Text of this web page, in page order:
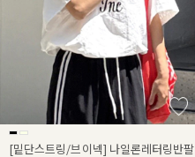
[밑단스트링/브이넥] 나일론레터링반팔